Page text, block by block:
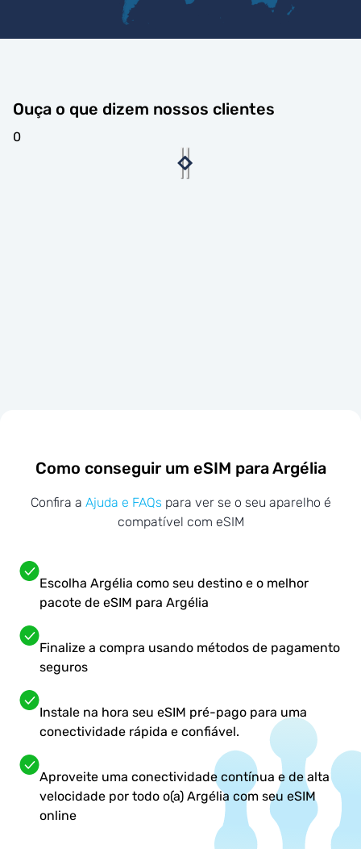
Ouça o que dizem nossos clientes
0
Como conseguir um eSIM para Argélia
Confira a Ajuda e FAQs para ver se o seu aparelho é
compatível com eSIM
Escolha Argélia como seu destino e o melhor
pacote de eSIM para Argélia
Finalize a compra usando métodos de pagamento
seguros
Instale na hora seu eSIM pré-pago para uma
conectividade rápida e confiável.
Aproveite uma conectividade contínua e de alta
velocidade por todo o(a) Argélia com seu eSIM
online